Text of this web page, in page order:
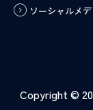
ソーシャルメ
Copyright ©